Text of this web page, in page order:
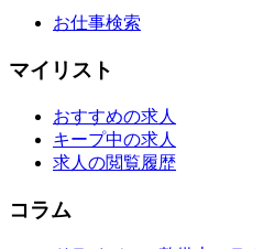
お仕事検索
マイリスト
おすすめの求人
キープ中の求人
求人の閲覧履歴
コラム